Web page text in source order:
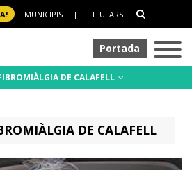
MUNICIPIS | TITULARS
Portada
DE CALAFELL
DE CALAFELL